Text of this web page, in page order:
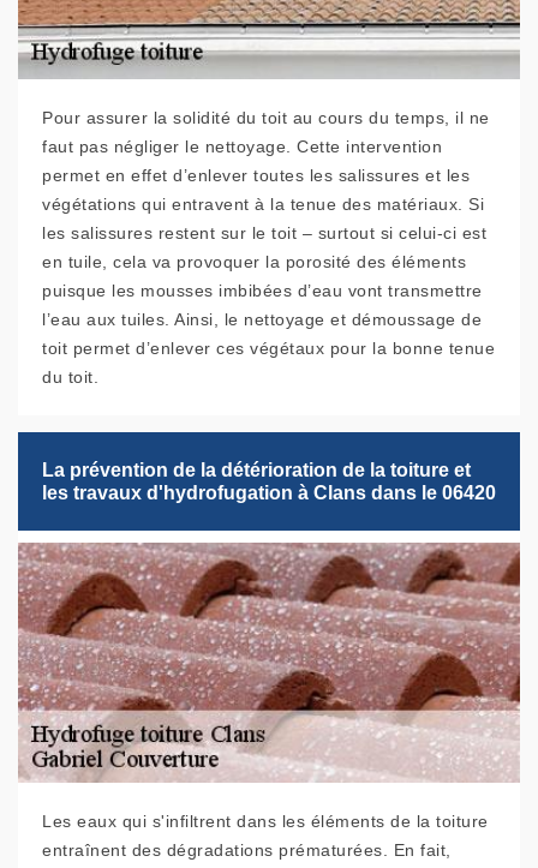
Pour assurer la solidité du toit au cours du temps, il ne
faut pas négliger le nettoyage. Cette intervention
permet en effet d’enlever toutes les salissures et les
végétations qui entravent à la tenue des matériaux. Si
les salissures restent sur le toit – surtout si celui-ci est
en tuile, cela va provoquer la porosité des éléments
puisque les mousses imbibées d’eau vont transmettre
l’eau aux tuiles. Ainsi, le nettoyage et démoussage de
toit permet d’enlever ces végétaux pour la bonne tenue
du toit.
La prévention de la détérioration de la toiture et
les travaux d'hydrofugation à Clans dans le 06420
Les eaux qui s'infiltrent dans les éléments de la toiture
entraînent des dégradations prématurées. En fait,